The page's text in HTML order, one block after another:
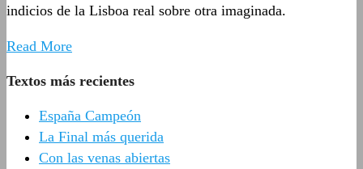
indicios de la Lisboa real sobre otra imaginada.
Read More
Textos más recientes
España Campeón
La Final más querida
Con las venas abiertas